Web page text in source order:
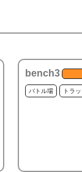
bench3
バトル場 トラ